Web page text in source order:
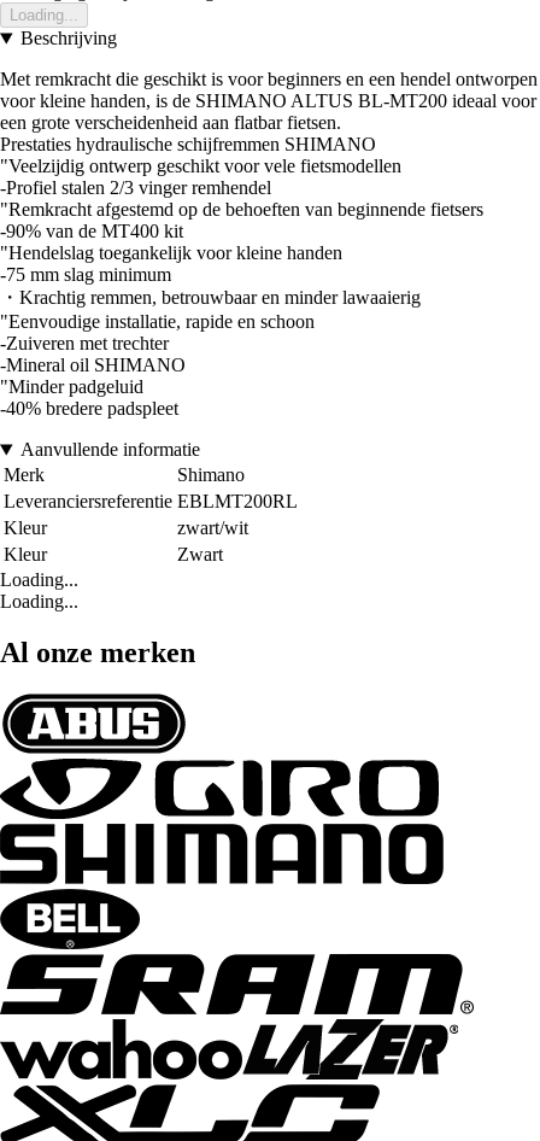
Loading...
Beschrijving
Met remkracht die geschikt is voor beginners en een hendel ontworpen
voor kleine handen, is de SHIMANO ALTUS BL-MT200 ideaal voor
een grote verscheidenheid aan flatbar fietsen.
Prestaties hydraulische schijfremmen SHIMANO
"Veelzijdig ontwerp geschikt voor vele fietsmodellen
-Profiel stalen 2/3 vinger remhendel
"Remkracht afgestemd op de behoeften van beginnende fietsers
-90% van de MT400 kit
"Hendelslag toegankelijk voor kleine handen
-75 mm slag minimum
・Krachtig remmen, betrouwbaar en minder lawaaierig
"Eenvoudige installatie, rapide en schoon
-Zuiveren met trechter
-Mineral oil SHIMANO
"Minder padgeluid
-40% bredere padspleet
Aanvullende informatie
Merk
Shimano
Leveranciersreferentie EBLMT200RL
Kleur
zwart/wit
Kleur
Zwart
Loading...
Loading...
Al onze merken